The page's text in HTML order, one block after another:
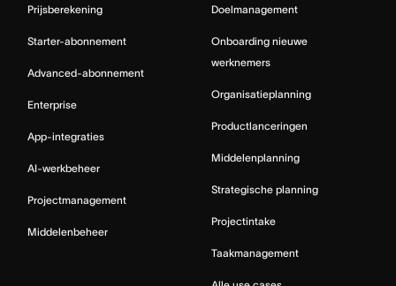
Prijsberekening
Starter-abonnement
Advanced-abonnement
Enterprise
App-integraties
AI-werkbeheer
Projectmanagement
Middelenbeheer
Doelmanagement
Onboarding nieuwe
werknemers
Organisatieplanning
Productlanceringen
Middelenplanning
Strategische planning
Projectintake
Taakmanagement